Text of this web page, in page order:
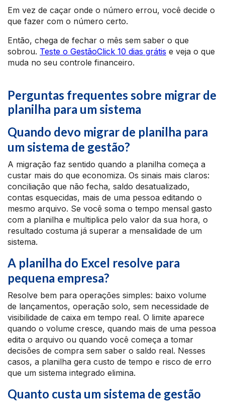
Em vez de caçar onde o número errou, você decide o
que fazer com o número certo.
Então, chega de fechar o mês sem saber o que
sobrou. Teste o GestãoClick 10 dias grátis e veja o que
muda no seu controle financeiro.
Perguntas frequentes sobre migrar de
planilha para um sistema
Quando devo migrar de planilha para
um sistema de gestão?
A migração faz sentido quando a planilha começa a
custar mais do que economiza. Os sinais mais claros:
conciliação que não fecha, saldo desatualizado,
contas esquecidas, mais de uma pessoa editando o
mesmo arquivo. Se você soma o tempo mensal gasto
com a planilha e multiplica pelo valor da sua hora, o
resultado costuma já superar a mensalidade de um
sistema.
A planilha do Excel resolve para
pequena empresa?
Resolve bem para operações simples: baixo volume
de lançamentos, operação solo, sem necessidade de
visibilidade de caixa em tempo real. O limite aparece
quando o volume cresce, quando mais de uma pessoa
edita o arquivo ou quando você começa a tomar
decisões de compra sem saber o saldo real. Nesses
casos, a planilha gera custo de tempo e risco de erro
que um sistema integrado elimina.
Quanto custa um sistema de gestão